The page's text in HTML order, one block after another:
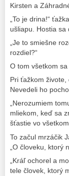
Kirsten a
„To je drina!“
ušliapu. Hostia
„Je to smiešne
rozdiel?“
O tom všetkom
Pri ťažkom
Nevedeli ho
„Nerozumiem
mliekom, keď sa
šťastie vo
To začul mrzáčik
„O človeku, ktorý
„Kráľ ochorel a
tele človek, ktorý